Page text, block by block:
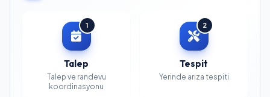
1
Talep
Talep ve randevu
koordinasyonu
2
Tespit
Yerinde arıza tespiti